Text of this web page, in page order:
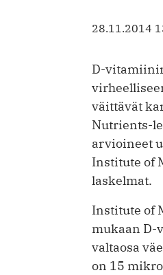
28.11.2014
D-
väittävät
Nutrients-
arvioineet
Institute of
laskelmat.
Institute of
mukaan D-
valtaosa
on 15